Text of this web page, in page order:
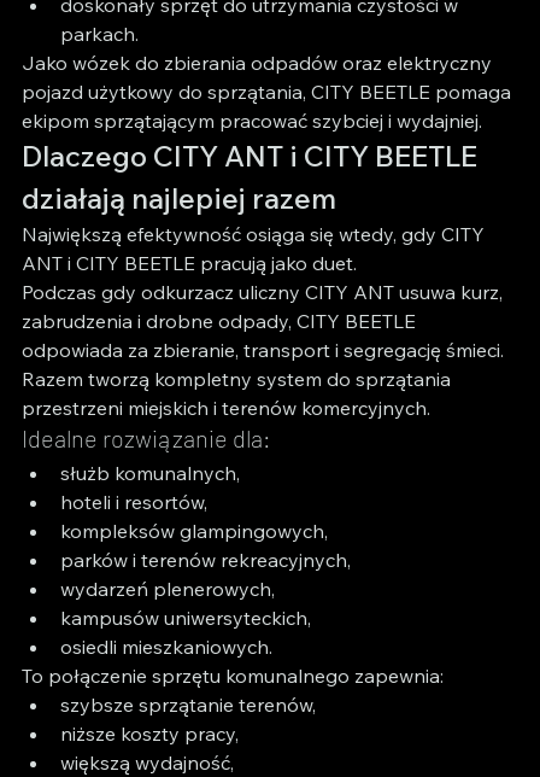
doskonały sprzęt do utrzymania czystości w
parkach.
Jako wózek do zbierania odpadów oraz elektryczny
pojazd użytkowy do sprzątania, CITY BEETLE pomaga
ekipom sprzątającym pracować szybciej i wydajniej.
Dlaczego CITY ANT i CITY BEETLE
działają najlepiej razem
Największą efektywność osiąga się wtedy, gdy CITY
ANT i CITY BEETLE pracują jako duet.
Podczas gdy odkurzacz uliczny CITY ANT usuwa kurz,
zabrudzenia i drobne odpady, CITY BEETLE
odpowiada za zbieranie, transport i segregację śmieci.
Razem tworzą kompletny system do sprzątania
przestrzeni miejskich i terenów komercyjnych.
Idealne rozwiązanie dla:
służb komunalnych,
hoteli i resortów,
kompleksów glampingowych,
parków i terenów rekreacyjnych,
wydarzeń plenerowych,
kampusów uniwersyteckich,
osiedli mieszkaniowych.
To połączenie sprzętu komunalnego zapewnia:
szybsze sprzątanie terenów,
niższe koszty pracy,
większą wydajność,